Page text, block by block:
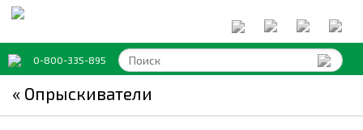
0-800-335-895
« Опрыскиватели